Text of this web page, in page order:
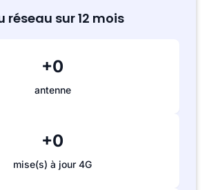
réseau sur 12 mois
+0
antenne
+0
mise(s) à jour 4G